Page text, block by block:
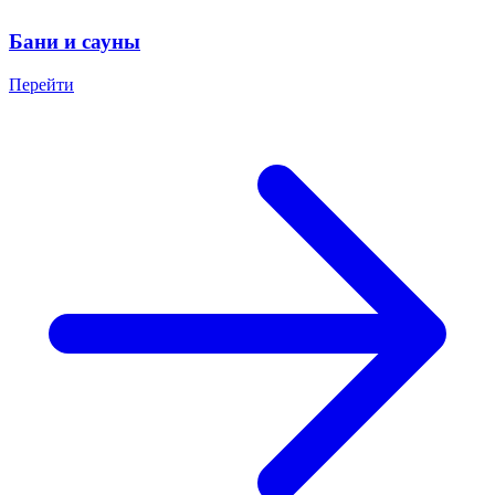
Бани и сауны
Перейти